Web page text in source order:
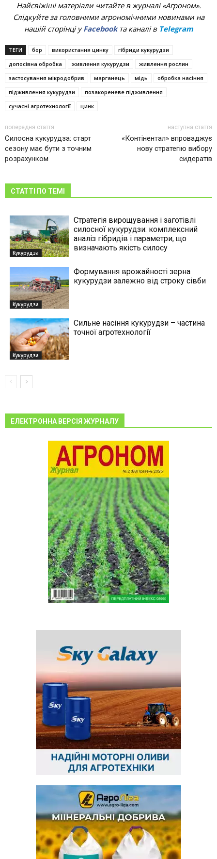
Найсвіжіші матеріали читайте в журналі «Агроном».
Слідкуйте за головними агрономічними новинами на
нашій сторінці уFacebookта каналі в Telegram
ТЕГИ бор використання цинку
гібриди кукурудзи
допосівна обробка
живлення кукурудзи
живлення рослин
застосування мікродобрив
марганець мідь
обробка насіння
підживлення кукурудзи
позакореневе підживлення
сучасні агротехнології
цинк
попередня стаття
Силосна кукурудза: старт
сезону має бути з точним
розрахунком
наступна стаття
«Контінентал» впроваджує
нову стратегію вибору
сидератів
СТАТТІ ПО ТЕМІ
Кукурудза
Стратегія вирощування і заготівлі
силосної кукурудзи: комплексний
аналіз гібридів і параметри, що
визначають якість силосу
Кукурудза
Формування врожайності зерна
кукурудзи залежно від строку сівби
Кукурудза
Сильне насіння кукурудзи – частина
точної агротехнології
ЕЛЕКТРОННА ВЕРСІЯ ЖУРНАЛУ